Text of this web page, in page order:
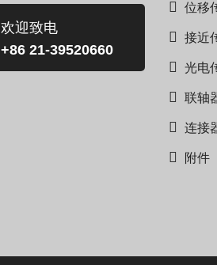
欢迎致电
+86 21-39520660
位移
接近
光电
联轴
连接
附件